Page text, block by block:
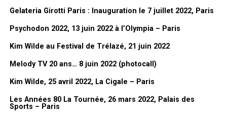
faire ce qu’on appelle des pêle-mêle
c’est assez drôle et il y en a
tellement. Le problème des dessins
comme ça, c’est qu’ils sont liés à l’actualité, donc c’est plus
compliqué à comprendre hors du contexte. Et les petits poissons,
j’avais fait le décor pour le premier avril dans le
on avait fait des grands poissons sur le plateau. Ils étaient en
grand en fait à l’époque.
Gelateria Girotti Paris : Inauguration le 7 juillet 2022, Paris
Psychodon 2022, 13 juin 2022 à l’Olympia – Paris
Kim Wilde au Festival de Trélazé, 21 juin 2022
Melody TV 20 ans… 8 juin 2022 (photocall)
Kim Wilde, 25 avril 2022, La Cigale – Paris
Les Années 80 La Tournée, 26 mars 2022, Palais des
Sports – Paris